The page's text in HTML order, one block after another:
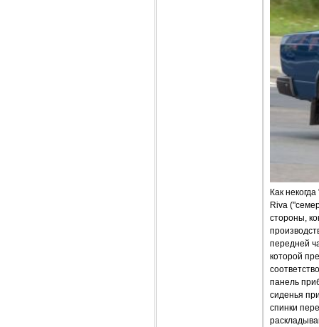
Как
Riva
стороны,
передней
которой
панель
сиденья
спинки